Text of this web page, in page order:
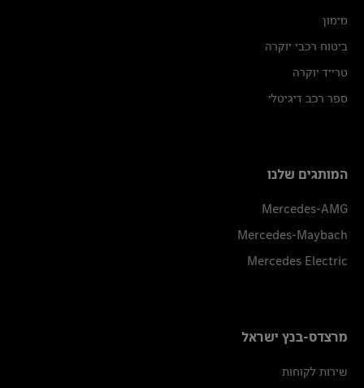
מימון
ביטוח רכבי יוקרה
טרייד יוקרה
ספר רכב דיגיטלי
המותגים שלנו
Mercedes-AMG
Mercedes-Maybach
Mercedes Electric
מרצדס-בנץ ישראל
שירות לקוחות